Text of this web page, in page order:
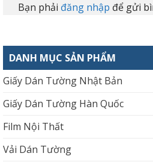
Bạn phải đăng nhập để gửi
DANH MỤC SẢN PHẨM
Giấy Dán Tường Nhật Bản
Giấy Dán Tường Hàn Quốc
Film Nội Thất
Vải Dán Tường